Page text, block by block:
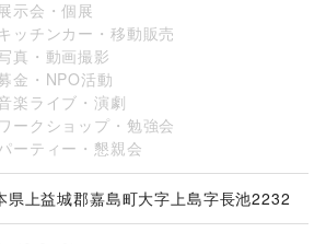
展示会・個展
キッチンカー・移動販売
真・動画撮影
金・NPO活動
楽ライブ・演劇
ワークショップ・勉強会
ーティー・懇親会
県上益城郡嘉島町大字上島字長池2232